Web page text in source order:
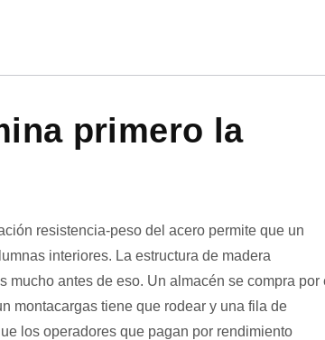
primero la
resistencia-peso del acero permite que un
interiores. La estructura de madera
antes de eso. Un almacén se compra por
montacargas tiene que rodear y una fila de
los operadores que pagan por rendimiento